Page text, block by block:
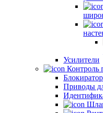
Усилители
Контроль
Приводы